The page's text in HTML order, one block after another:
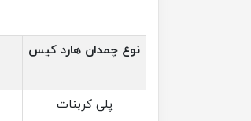
نوع چمدان هارد کیس
پلی کربنات